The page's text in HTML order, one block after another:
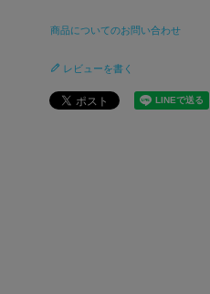
商品についてのお問い合わせ
レビューを書く